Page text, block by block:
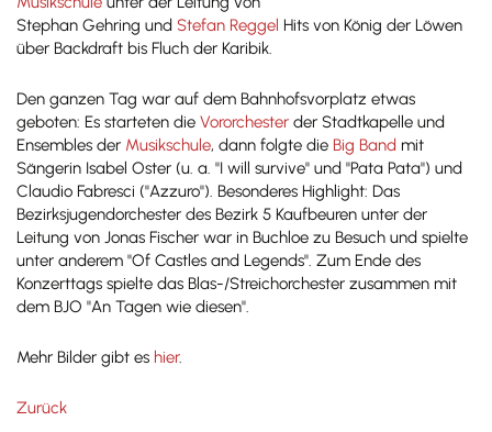
Stephan Gehring und Stefan Reggel Hits von König der Löwen
über Backdraft bis Fluch der Karibik.
Den ganzen Tag war auf dem Bahnhofsvorplatz etwas
geboten: Es starteten die Vororchester der Stadtkapelle und
Ensembles der Musikschule, dann folgte die Big Band mit
Sängerin Isabel Oster (u. a. "I will survive" und "Pata Pata") und
Claudio Fabresci ("Azzuro"). Besonderes Highlight: Das
Bezirksjugendorchester des Bezirk 5 Kaufbeuren unter der
Leitung von Jonas Fischer war in Buchloe zu Besuch und spielte
unter anderem "Of Castles and Legends". Zum Ende des
Konzerttags spielte das Blas-/Streichorchester zusammen mit
dem BJO "An Tagen wie diesen".
Mehr Bilder gibt es hier.
Zurück